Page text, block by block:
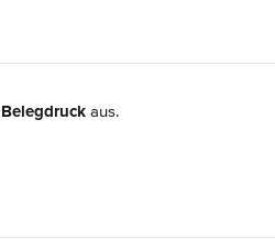
Belegdruck aus.